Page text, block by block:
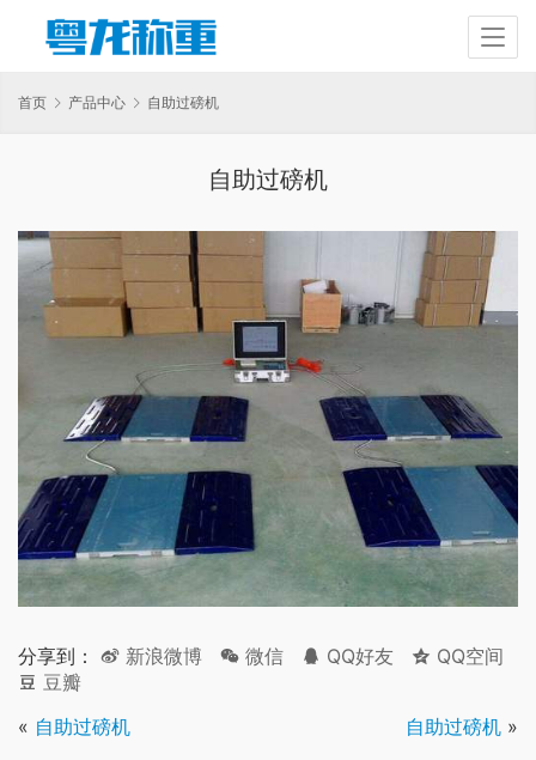
首页 产品中心 自助过磅机
自助过磅机
分享到： 新浪微博 微信 QQ好友
QQ空间
豆瓣
« 自助过磅机 自助过磅机 »